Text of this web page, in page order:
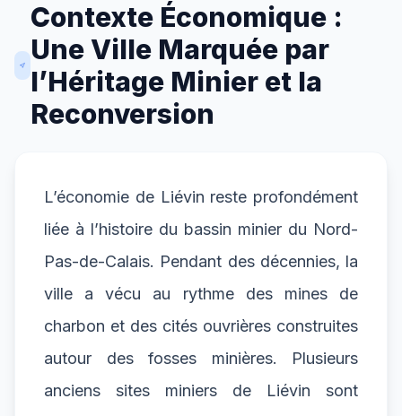
Contexte Économique :
Une Ville Marquée par
l’Héritage Minier et la
Reconversion
L’économie de Liévin reste profondément
liée à l’histoire du bassin minier du Nord-
Pas-de-Calais. Pendant des décennies, la
ville a vécu au rythme des mines de
charbon et des cités ouvrières construites
autour des fosses minières. Plusieurs
anciens sites miniers de Liévin sont